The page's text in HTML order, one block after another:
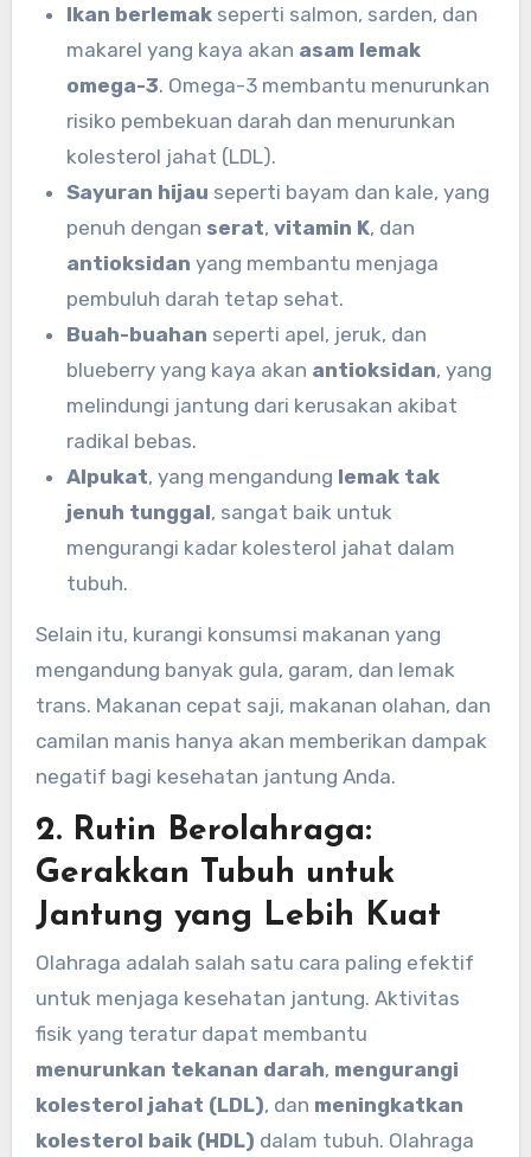
Ikan berlemakseperti salmon, sarden, dan
makarel yang kaya akan asam lemak
omega-3. Omega-3 membantu menurunkan
risiko pembekuan darah dan menurunkan
kolesterol jahat (LDL).
Sayuran hijau seperti bayam dan kale, yang
penuh dengan serat, vitamin K, dan
antioksidan yang membantu menjaga
pembuluh darah tetap sehat.
Buah-buahan seperti apel, jeruk, dan
blueberry yang kaya akan antioksidan, yang
melindungi jantung dari kerusakan akibat
radikal bebas.
Alpukat, yang mengandung lemak tak
jenuh tunggal, sangat baik untuk
mengurangi kadar kolesterol jahat dalam
tubuh.
Selain itu, kurangi konsumsi makanan yang
mengandung banyak gula, garam, dan lemak
trans. Makanan cepat saji, makanan olahan, dan
camilan manis hanya akan memberikan dampak
negatif bagi kesehatan jantung Anda.
2. Rutin Berolahraga:
Gerakkan Tubuh untuk
Jantung yang Lebih Kuat
Olahraga adalah salah satu cara paling efektif
untuk menjaga kesehatan jantung. Aktivitas
fisik yang teratur dapat membantu
menurunkan tekanan darah, mengurangi
kolesterol jahat (LDL), dan meningkatkan
kolesterol baik (HDL) dalam tubuh. Olahraga